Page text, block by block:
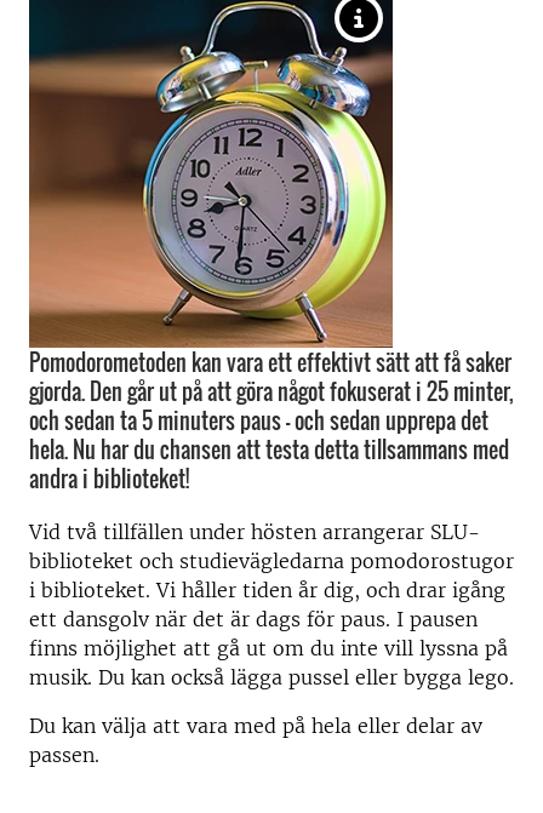
Pomodorometoden kan vara ett effektivt sätt att få saker
gjorda. Den går ut på att göra något fokuserat i 25 minter,
och sedan ta 5 minuters paus – och sedan upprepa det
hela. Nu har du chansen att testa detta tillsammans med
andra i biblioteket!
Vid två tillfällen under hösten arrangerar SLU-
biblioteket och studievägledarna pomodorostugor
i biblioteket. Vi håller tiden år dig, och drar igång
ett dansgolv när det är dags för paus. I pausen
finns möjlighet att gå ut om du inte vill lyssna på
musik. Du kan också lägga pussel eller bygga lego.
Du kan välja att vara med på hela eller delar av
passen.